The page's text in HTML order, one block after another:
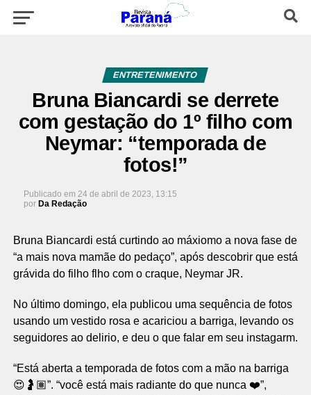
ENTRETENIMENTO
Bruna Biancardi se derrete
com gestação do 1º filho com
Neymar: “temporada de
fotos!”
Publicado em 24 de abril de 2023, 13:15
por Da Redação
Bruna Biancardi está curtindo ao máxiomo a nova fase de
“a mais nova mamãe do pedaço”, após descobrir que está
grávida do filho flho com o craque, Neymar JR.
No último domingo, ela publicou uma sequência de fotos
usando um vestido rosa e acariciou a barriga, levando os
seguidores ao delirio, e deu o que falar em seu instagarm.
“Está aberta a temporada de fotos com a mão na barriga
😍🤰🏽”. “você está mais radiante do que nunca ❤️”,